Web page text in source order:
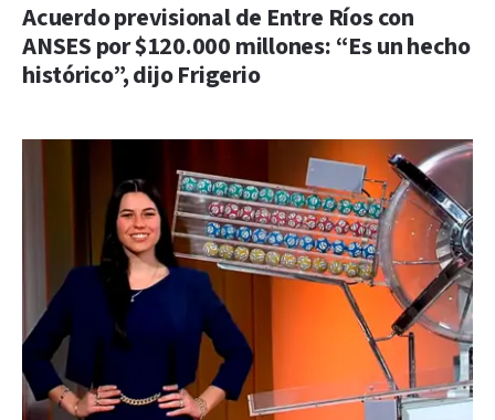
Acuerdo previsional de Entre Ríos con
ANSES por $120.000 millones: “Es un hecho
histórico”, dijo Frigerio